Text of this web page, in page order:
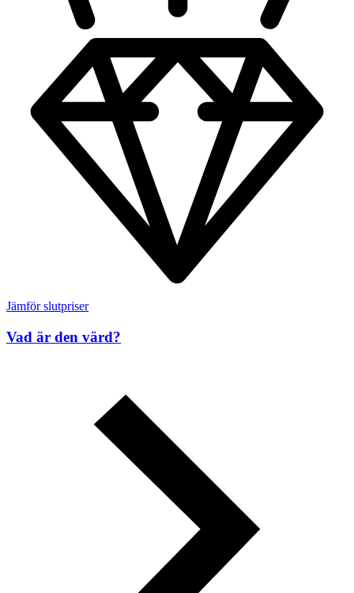
Jämför slutpriser
Vad är den värd?